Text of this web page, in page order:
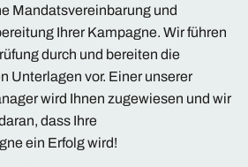
Mandatsvereinbarung und
Ihrer Kampagne. Wir führen
durch und bereiten die
Unterlagen vor. Einer unserer
wird Ihnen zugewiesen und wir
dass Ihre
ein Erfolg wird!